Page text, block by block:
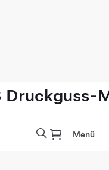
Druckguss-
Menü